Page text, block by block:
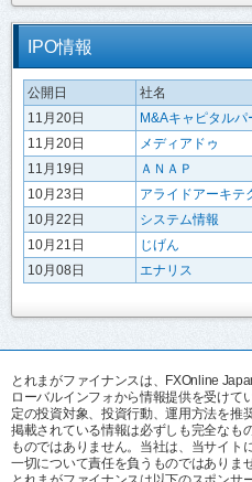
IPO情報
公開日 社名
11月20日
M&Aキャピタル
11月20日
メディアドゥ
11月19日
ＡＮＡＰ
10月23日
アライドアーキテ
10月22日
システム情報
10月21日
じげん
10月08日
エナリス
とれまがファイナンスは、FXOnline
ローバルインフォから情報提供を受けて
定の投資対象、投資行動、運用方法を推
掲載されている情報は必ずしも完全なも
ものではありません。当社は、当サイト
一切について責任を負うものではありませ